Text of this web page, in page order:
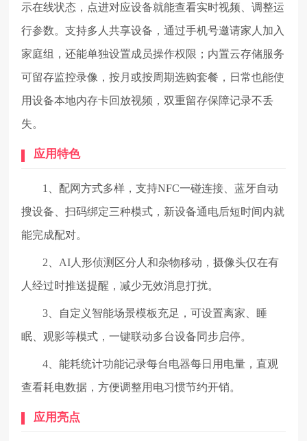
示在线状态，点进对应设备就能查看实时视频、调整运
行参数。支持多人共享设备，通过手机号邀请家人加入
家庭组，还能单独设置成员操作权限；内置云存储服务
可留存监控录像，按月或按周期选购套餐，日常也能使
用设备本地内存卡回放视频，双重留存保障记录不丢
失。
应用特色
1、配网方式多样，支持NFC一碰连接、蓝牙自动
搜设备、扫码绑定三种模式，新设备通电后短时间内就
能完成配对。
2、AI人形侦测区分人和杂物移动，摄像头仅在有
人经过时推送提醒，减少无效消息打扰。
3、自定义智能场景模板充足，可设置离家、睡
眠、观影等模式，一键联动多台设备同步启停。
4、能耗统计功能记录每台电器每日用电量，直观
查看耗电数据，方便调整用电习惯节约开销。
应用亮点